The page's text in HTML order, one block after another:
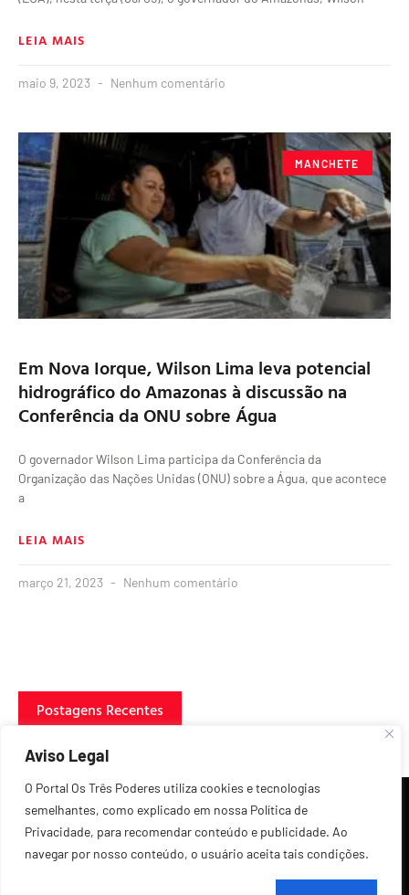
Aviso Legal
O Portal Os Três Poderes utiliza cookies e tecnologias
semelhantes, como explicado em nossa Política de
Privacidade, para recomendar conteúdo e publicidade. Ao
navegar por nosso conteúdo, o usuário aceita tais condições.
LEIA MAIS
maio 9, 2023 Nenhum comentário
MANCHETE
Em Nova Iorque, Wilson Lima leva potencial
hidrográfico do Amazonas à discussão na
Conferência da ONU sobre Água
O governador Wilson Lima participa da Conferência da
Organização das Nações Unidas (ONU) sobre a Água, que acontece
a
LEIA MAIS
março 21, 2023 Nenhum comentário
Postagens Recentes